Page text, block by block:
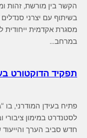
הקשר בין מורשת, זהות
בשיתוף עם יצרני
מסגרת אקדמית ייחודית
במרחב…
תפקיד הדוקטורט
לסטנדרט במימון ציבורי
חדש סביב הערך